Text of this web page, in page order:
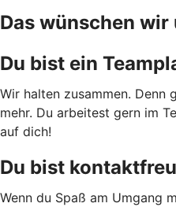
Das wünschen wir
Du bist ein
Wir halten zusammen. Denn
mehr. Du arbeitest gern im
auf dich!
Du bist
Wenn du Spaß am Umgang